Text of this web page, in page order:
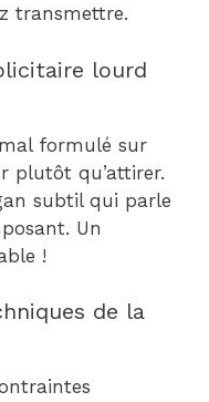
transmettre.
lourd
formulé sur
plutôt qu’attirer.
subtil qui parle
Un
!
de la